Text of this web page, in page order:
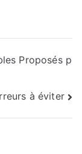
Proposés p
à éviter